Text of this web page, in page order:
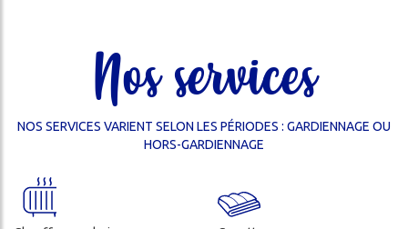
Nos services
NOS SERVICES VARIENT SELON LES PÉRIODES : GARDIENNAGE OU
HORS-GARDIENNAGE